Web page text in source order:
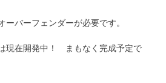
ーバーフェンダーが必要です。
現在開発中！ まもなく完成予定で